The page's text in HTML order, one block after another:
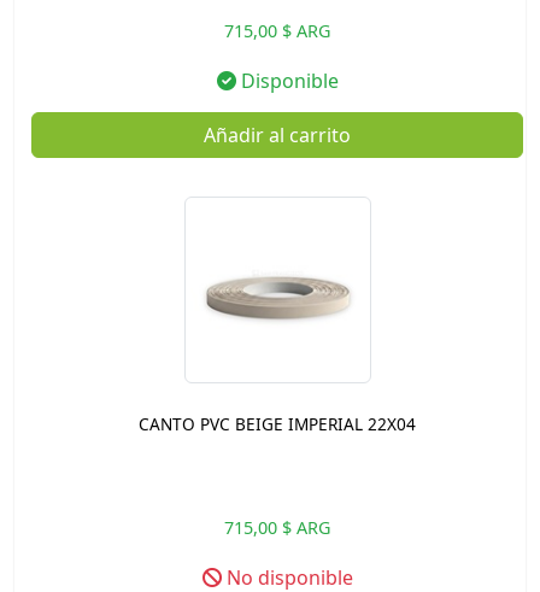
715,00 $ ARG
Disponible
Añadir al carrito
CANTO PVC BEIGE IMPERIAL 22X04
715,00 $ ARG
No disponible